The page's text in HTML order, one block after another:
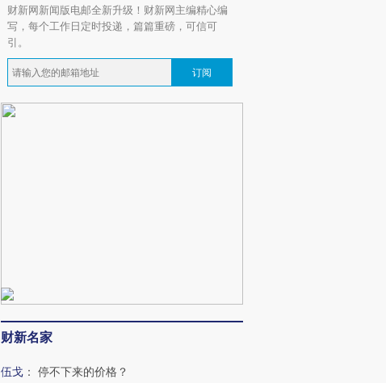
财新网新闻版电邮全新升级！财新网主编精心编
写，每个工作日定时投递，篇篇重磅，可信可
引。
订阅
财新名家
伍戈 ： 停不下来的价格？